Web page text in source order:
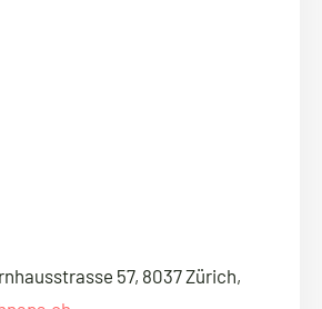
57, 8037 Zürich,